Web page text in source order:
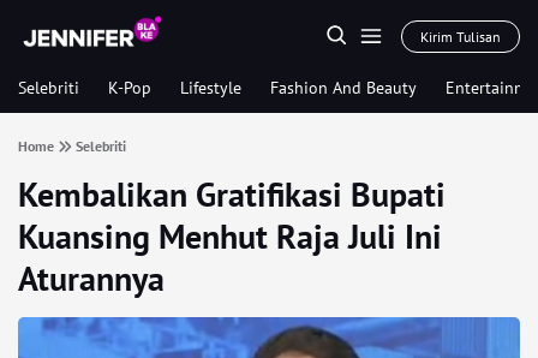
Kirim Tulisan
Selebriti K-Pop Lifestyle Fashion And Beauty
Home Selebriti
Kembalikan Gratifikasi Bupati
Kuansing Menhut Raja Juli Ini
Aturannya